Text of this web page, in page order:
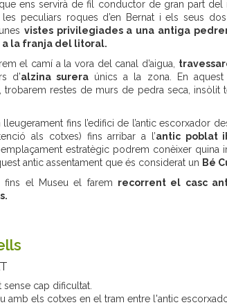
ens servirà de fil conductor de gran part del
les peculiars roques d’en Bernat i els seus
vistes privilegiades a una antiga
a la franja del litoral.
el camí a la vora del canal d’aigua,
d’alzina sureraúnics a la zona. En aquest
trobarem restes de murs de pedra seca, insòlit
lleugerament fins l’edifici de l’antic escorxador
als cotxes) fins arribar a l’antic poblat
emplaçament estratègic podrem conèixer
antic assentament que és considerat un Bé
fins el Museu el farem recorrent el casc
sense cap dificultat.
amb els cotxes en el tram entre l'antic